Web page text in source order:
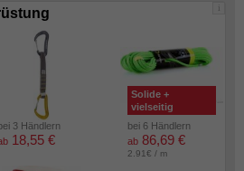
i
3 Händlern
18,55 €
Solide +
vielseitig
bei 6 Händlern
ab 86,69 €
2.91€ / m